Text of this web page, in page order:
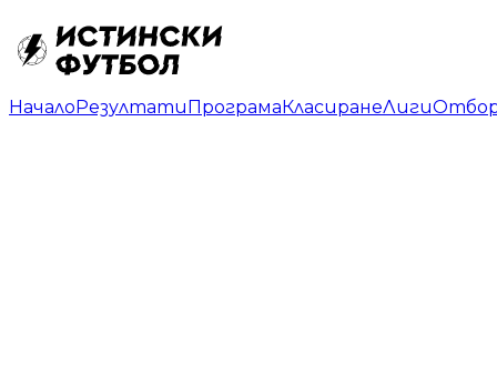
НачалоРезултатиПрограмаКласиранеЛиги